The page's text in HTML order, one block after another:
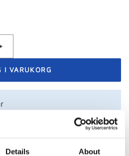
Details About
bank- eller kreditkort